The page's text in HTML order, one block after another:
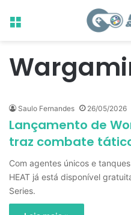
Menu
Saulo Fernandes 26/05/2026
Lançamento de
traz combate
Com agentes únicos e
HEAT já está disponível
Series.